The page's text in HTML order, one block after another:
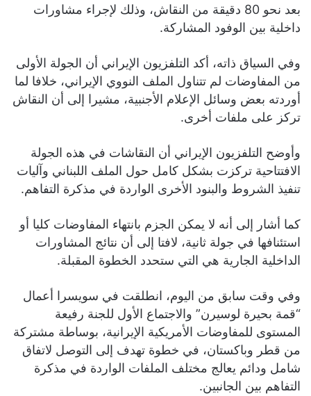
بعد نحو 80 دقيقة من النقاش، وذلك لإجراء مشاورات
داخلية بين الوفود المشاركة.
وفي السياق ذاته، أكد التلفزيون الإيراني أن الجولة الأولى
من المفاوضات لم تتناول الملف النووي الإيراني، خلافا لما
أوردته بعض وسائل الإعلام الأجنبية، مشيرا إلى أن النقاش
تركز على ملفات أخرى.
وأوضح التلفزيون الإيراني أن النقاشات في هذه الجولة
الافتتاحية تركزت بشكل كامل حول الملف اللبناني وآليات
تنفيذ الشروط والبنود الأخرى الواردة في مذكرة التفاهم.
كما أشار إلى أنه لا يمكن الجزم بانتهاء المفاوضات كليا أو
استئنافها في جولة ثانية، لافتا إلى أن نتائج المشاورات
الداخلية الجارية هي التي ستحدد الخطوة المقبلة.
وفي وقت سابق من اليوم، انطلقت في سويسرا أعمال
“قمة بحيرة لوسيرن” والاجتماع الأول للجنة رفيعة
المستوى للمفاوضات الأمريكية الإيرانية، بوساطة مشتركة
من قطر وباكستان، في خطوة تهدف إلى التوصل لاتفاق
شامل ودائم يعالج مختلف الملفات الواردة في مذكرة
التفاهم بين الجانبين.